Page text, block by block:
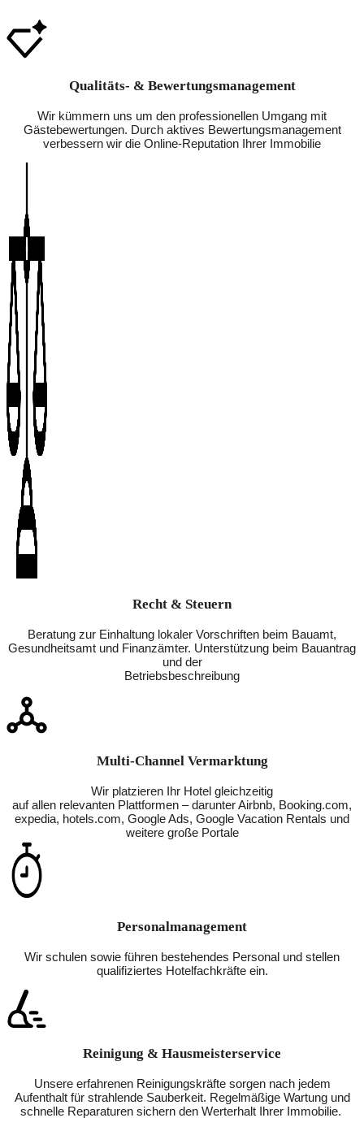
Qualitäts- & Bewertungsmanagement
Wir kümmern uns um den professionellen Umgang mit
Gästebewertungen. Durch aktives Bewertungsmanagement
verbessern wir die Online-Reputation Ihrer Immobilie
Recht & Steuern
Beratung zur Einhaltung lokaler Vorschriften beim Bauamt,
Gesundheitsamt und Finanzämter. Unterstützung beim Bauantrag
und der
Betriebsbeschreibung
Multi-Channel Vermarktung
Wir platzieren Ihr Hotel gleichzeitig
auf allen relevanten Plattformen – darunter Airbnb, Booking.com,
expedia, hotels.com, Google Ads, Google Vacation Rentals und
weitere große Portale
Personalmanagement
Wir schulen sowie führen bestehendes Personal und stellen
qualifiziertes Hotelfachkräfte ein.
Reinigung & Hausmeisterservice
Unsere erfahrenen Reinigungskräfte sorgen nach jedem
Aufenthalt für strahlende Sauberkeit. Regelmäßige Wartung und
schnelle Reparaturen sichern den Werterhalt Ihrer Immobilie.